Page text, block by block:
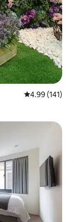
Calificación
4.99 (141)